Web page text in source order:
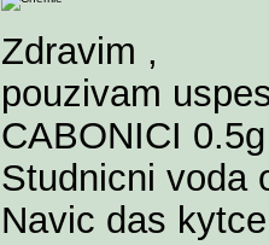
Zdravim ,
pouzivam
CABONICI
Studnicni voda
Navic das